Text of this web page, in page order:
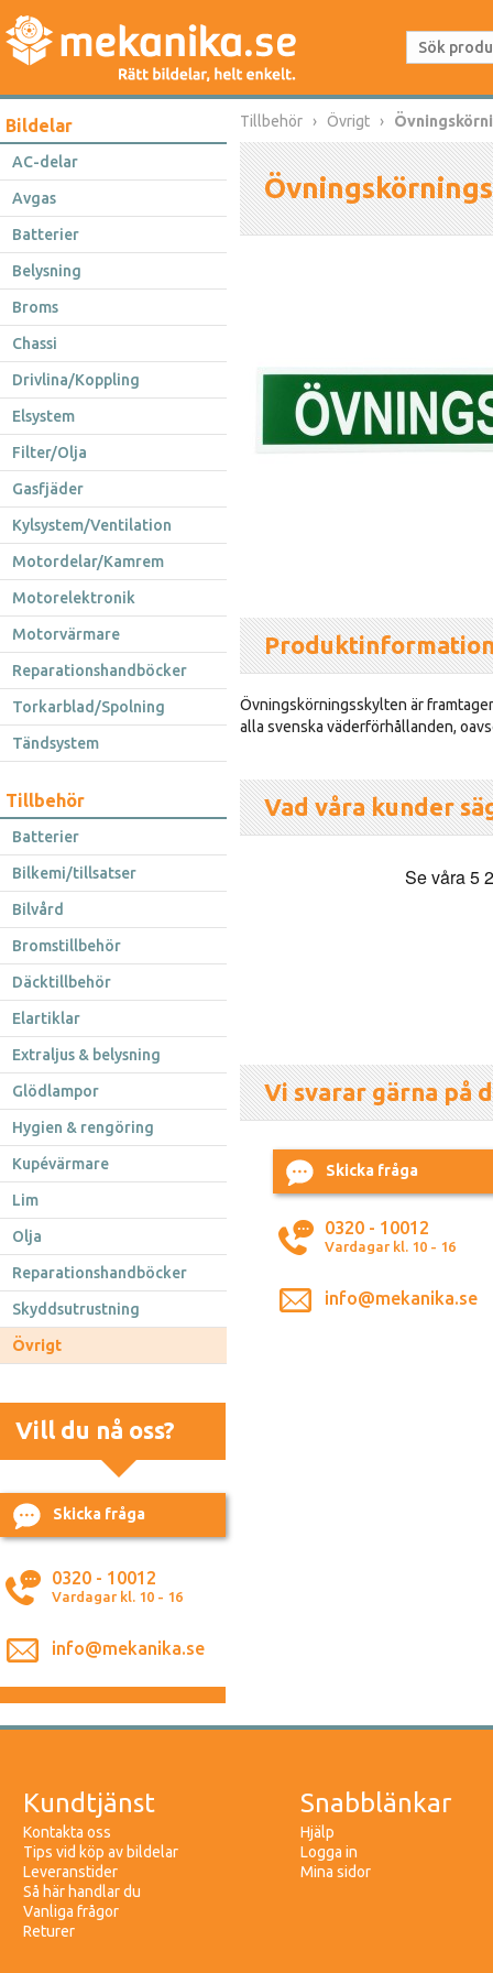
Bildelar
AC-delar
Avgas
Batterier
Belysning
Broms
Chassi
Drivlina/Koppling
Elsystem
Filter/Olja
Gasfjäder
Kylsystem/Ventilation
Motordelar/Kamrem
Motorelektronik
Motorvärmare
Reparationshandböcker
Torkarblad/Spolning
Tändsystem
Tillbehör
Batterier
Bilkemi/tillsatser
Bilvård
Bromstillbehör
Däcktillbehör
Elartiklar
Extraljus & belysning
Glödlampor
Hygien & rengöring
Kupévärmare
Lim
Olja
Reparationshandböcker
Skyddsutrustning
Övrigt
Vill du nå oss?
Skicka fråga
0320 - 10012
Vardagar kl. 10 - 16
info@mekanika.se
Tillbehör Övrigt
Övningskörningsskylten är
alla svenska väderförhållanden,
Vad våra kunder
Vi svarar gärna på
Skicka fråga
0320 - 10012
Vardagar kl. 10 - 16
info@mekanika.se
Kundtjänst
Kontakta oss
Tips vid köp av bildelar
Leveranstider
Så här handlar du
Vanliga frågor
Returer
Snabblänkar
Hjälp
Logga in
Mina sidor